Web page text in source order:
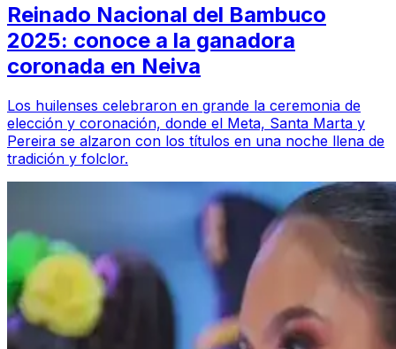
Reinado Nacional del Bambuco
2025: conoce a la ganadora
coronada en Neiva
Los huilenses celebraron en grande la ceremonia de
elección y coronación, donde el Meta, Santa Marta y
Pereira se alzaron con los títulos en una noche llena de
tradición y folclor.